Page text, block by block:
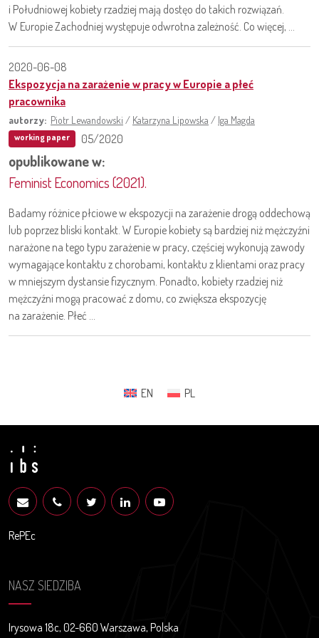
i Południowej kobiety rzadziej mają dostęo do takich rozwiązań.
W Europie Zachodniej występuje odwrotna zależność. Co więcej, ...
2020-06-08
Ekspozycja na zarażenie w pracy w Europie a płeć
pracownika
autorzy: Piotr Lewandowski / Katarzyna Lipowska / Iga Magda
working paper 05/2020
opublikowane w:
Feminist Economics (2021).
Badamy różnice płciowe w ekspozycji na zarażenie drogą oddechową
lub poprzez bliski kontakt. W Europie kobiety są bardziej niż mężczyźni
narażone na tego typu zarażenie w pracy, częściej wykonują zawody
wymagające kontaktu z chorobami, kontaktu z klientami oraz pracy
w mniejszym dystansie fizycznym. Ponadto, kobiety rzadziej niż
mężczyźni mogą pracować z domu, co zwiększa ekspozycję
na zarażenie. Płeć ...
EN PL
RePEc
NASZ SIEDZIBA
Irysowa 18c, 02-660 Warszawa, Polska